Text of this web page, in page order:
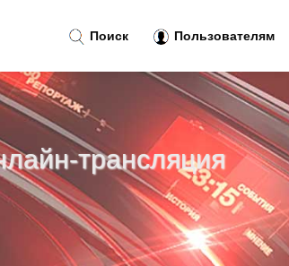
трансляция
Поиск Пользователям